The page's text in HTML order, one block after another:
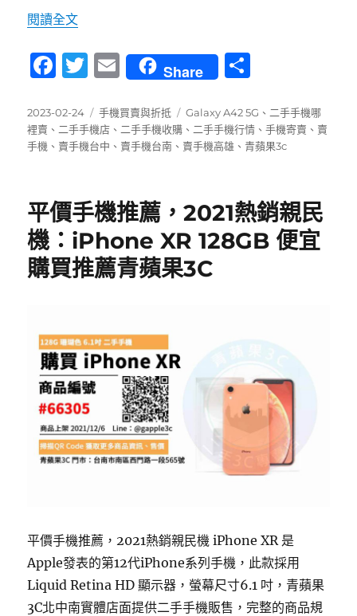
閱讀全文〈如何將二手手機收購？說明Galaxy A42 5G檢
F
c
e
o
o
k
T
it
te
E
m
ai
l
Share
發
佈
日
2023-02-24
分
類
手機買賣與折抵
標
籤
Galaxy A42 5G 、 二手手機哪
裡賣 、 二手手機店 、 二手手機收購 、 二手手機行情 、手機寄賣 、 賣
手機 、 賣手機台中 、 賣手機台南 、 賣手機高雄 、青蘋果3c
平價手機推薦，2021熱銷親民
機：iPhone XR 128GB 便宜
購買推薦青蘋果3C
平價手機推薦，2021熱銷親民機 iPhone XR 是
Apple發表的第12代iPhone系列手機，此款採用
Liquid Retina HD 顯示器，螢幕尺寸6.1 吋，青蘋果
3C北中南實體店面提供二手手機販售，完整的商品規